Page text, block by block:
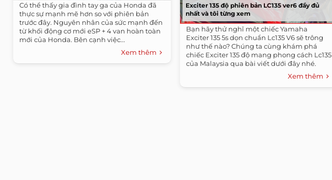
Có thể thấy gia đình tay ga của Honda đã
thực sự mạnh mẽ hơn so với phiên bản
trước đây. Nguyên nhân của sức mạnh đến
từ khối động cơ mới eSP + 4 van hoàn toàn
mới của Honda. Bên cạnh việc...
Xem thêm
Exciter 135 độ phiên bản LC135 ver6 đầy đủ
nhất và tôi từng xem
Bạn hãy thử nghĩ một chiếc Yamaha
Exciter 135 5s dọn chuẩn Lc135 V6 sẽ trông
như thế nào? Chúng ta cùng khám phá
chiếc Exciter 135 độ mang phong cách Lc135
của Malaysia qua bài viết dưới đây nhé.
Xem thêm